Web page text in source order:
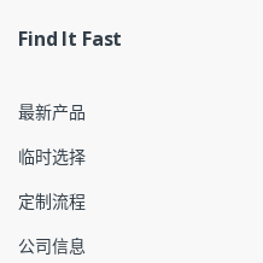
Find It Fast
最新产品
临时选择
定制流程
公司信息